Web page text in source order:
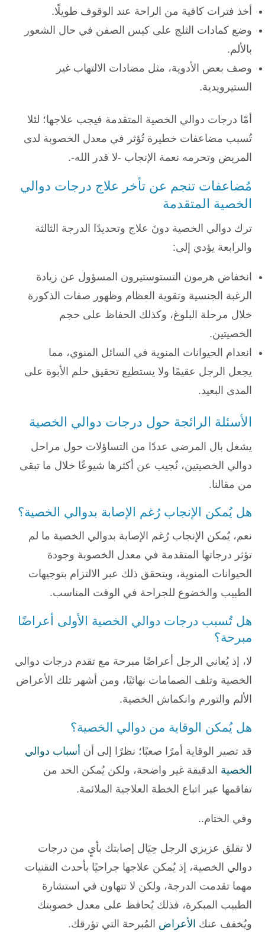
أخذ فترات كافية من الراحة عند الوقوف طويلًا.
وضع كمادات الثلج على كيس الصفن في حال الشعور
بالألم.
وصف بعض الأدوية، مثل مضادات الالتهاب غير
الستيرويدية.
أمّا درجات دوالي الخصية المتقدمة فيجب علاجها؛ لئلا
تُسبب مضاعفات خطيرة تُؤثر في معدل الخصوبة لدى
المريض وتحرمه نعمة الإنجاب -لا قدر الله-.
مُضاعفات تنجم عن تأخر علاج درجات دوالي
الخصية المتقدمة
ترك دوالي الخصية دونَ علاج وتحديدًا الدرجة الثالثة
والرابعة يؤدي إلى:
انخفاض هرمون التستوستيرون المسؤول عن زيادة
الرغبة الجنسية وتقوية العظام وظهور صفات الذكورة
خلال مرحلة البلوغ، وكذلك الحفاظ على حجم
الخصيتين.
انعدام الحيوانات المنوية في السائل المنوي، مما
يجعل الرجل عقيمًا ولا يستطيع تحقيق حلم الأبوة على
المدى البعيد.
الأسئلة الرائجة حول درجات دوالي الخصية
يشغل بال المرضى عددًا من التساؤلات حول مراحل
دوالي الخصيتين، نُجيب عن أكثرها شيوعًا خلال ما تبقى
من مقالنا.
هل يُمكن الإنجاب رُغم الإصابة بدوالي الخصية؟
نعم، يُمكن الإنجاب رُغم الإصابة بدوالي الخصية ما لم
تؤثر درجاتها المتقدمة في معدل الخصوبة وجودة
الحيوانات المنوية، ويتحقق ذلك عبر الالتزام بتوجيهات
الطبيب والخضوع للجراحة في الوقت المناسب.
هل تُسبب درجات دوالي الخصية الأولى أعراضًا
مبرحة؟
لا، إذ يُعاني الرجل أعراضًا مبرحة مع تقدم درجات دوالي
الخصية وتلف الصمامات نهائيًا، ومن أشهر تلك الأعراض
الألم والتورم وانكماش الخصية.
هل يُمكن الوقاية من دوالي الخصية؟
قد تصير الوقاية أمرًا صعبًا؛ نظرًا إلى أن أسباب دوالي
الخصية الدقيقة غير واضحة، ولكن يُمكن الحد من
تفاقمها عبر اتباع الخطة العلاجية الملائمة.
وفي الختام..
لا تقلق عزيزي الرجل حِيَال إصابتك بأيٍ من درجات
دوالي الخصية، إذ يُمكن علاجها جراحيًا بأحدث التقنيات
مهما تقدمت الدرجة، ولكن لا تتهاون في استشارة
الطبيب المبكرة، فذلك يُحافظ على معدل خصوبتك
ويُخفف عنك الأعراض المُبرحة التي تؤرقك.